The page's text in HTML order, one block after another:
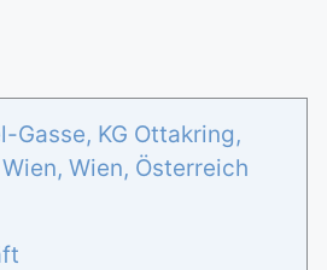
Gasse, KG Ottakring,
Wien, Wien, Österreich